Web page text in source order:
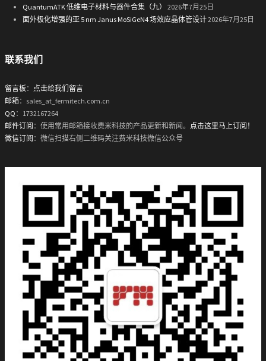
QuantumATK 低维电子材料与器件合集（九）
2026年7月25日
面外极化增强的亚 5 nm Janus MoSiGeN4 场效应晶体管设计2026年7月25日
联系我们
留言板 ： 点击给我们留言
邮箱：sales_at_fermitech.com.cn
QQ ：1732167264
邮件订阅 ：使用常用邮箱接收费米科技的产品更新和新闻。 点击这里马上订阅！
微信订阅 ：微信扫描右侧二维码关注费米科技微信公众号